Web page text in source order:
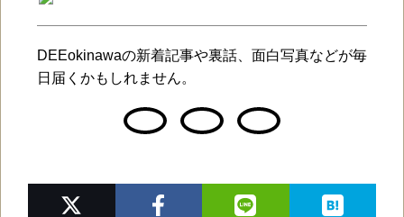
DEEokinawaの新着記事や裏話、面白写真などが毎
日届くかもしれません。